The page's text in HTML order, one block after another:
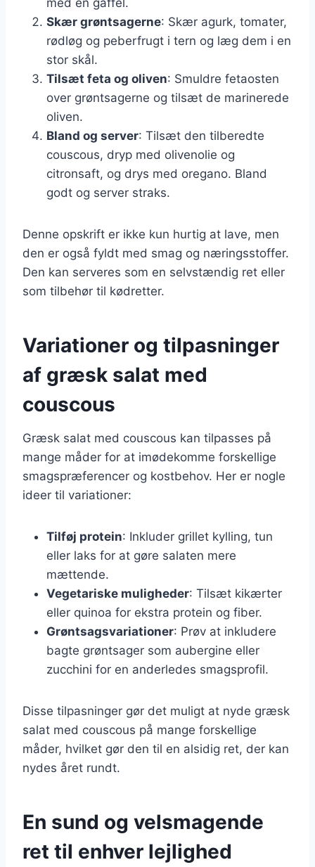
Skær grøntsagerne: Skær agurk, tomater,
rødløg og peberfrugt i tern og læg dem i en
stor skål.
Tilsæt feta og oliven: Smuldre fetaosten
over grøntsagerne og tilsæt de marinerede
oliven.
Bland og server: Tilsæt den tilberedte
couscous, dryp med olivenolie og
citronsaft, og drys med oregano. Bland
godt og server straks.
Denne opskrift er ikke kun hurtig at lave, men
den er også fyldt med smag og næringsstoffer.
Den kan serveres som en selvstændig ret eller
som tilbehør til kødretter.
Variationer og tilpasninger
af græsk salat med
couscous
Græsk salat med couscous kan tilpasses på
mange måder for at imødekomme forskellige
smagspræferencer og kostbehov. Her er nogle
ideer til variationer:
Tilføj protein: Inkluder grillet kylling, tun
eller laks for at gøre salaten mere
mættende.
Vegetariske muligheder: Tilsæt kikærter
eller quinoa for ekstra protein og fiber.
Grøntsagsvariationer: Prøv at inkludere
bagte grøntsager som aubergine eller
zucchini for en anderledes smagsprofil.
Disse tilpasninger gør det muligt at nyde græsk
salat med couscous på mange forskellige
måder, hvilket gør den til en alsidig ret, der kan
nydes året rundt.
En sund og velsmagende
ret til enhver lejlighed